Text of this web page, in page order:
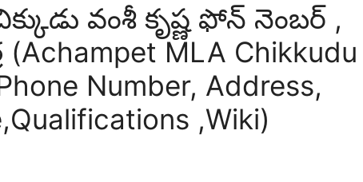
వంశీ కృష్ణ ఫోన్ నెంబర్ ,
MLA Chikkudu
Number, Address,
,Wiki)